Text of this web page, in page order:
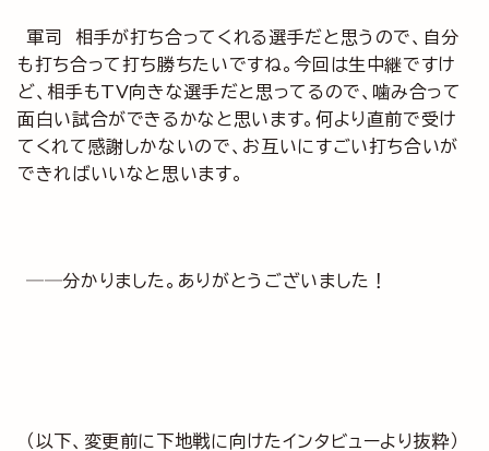
軍司 相手が打ち合ってくれる選手だと思うので、自分
も打ち合って打ち勝ちたいですね。今回は生中継ですけ
ど、相手もTV向きな選手だと思ってるので、噛み合って
面白い試合ができるかなと思います。何より直前で受け
てくれて感謝しかないので、お互いにすごい打ち合いが
できればいいなと思います。
──分かりました。ありがとうございました！
（以下、変更前に下地戦に向けたインタビューより抜粋）